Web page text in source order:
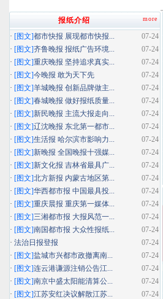
more
报纸介绍
07-24
· [图文]都市快报 展现都市快报...
07-24
· [图文]齐鲁晚报 报纸广告环境...
07-24
· [图文]重庆晚报 坚持追求真实...
07-24
· [图文]今晚报 敢为天下先
07-24
· [图文]羊城晚报 创新品牌做主...
07-24
· [图文]春城晚报 做好报纸质量...
07-24
· [图文]新民晚报 主流大报走向...
07-24
· [图文]辽沈晚报 东北第一都市...
07-24
· [图文]生活报 哈尔滨市影响力...
07-24
· [图文]新晚报 全国晚报十强媒...
07-24
· [图文]新文化报 吉林省最具广...
07-24
· [图文]北方新报 内蒙古地区第...
07-24
· [图文]华西都市报 中国最具投...
07-24
· [图文]重庆晨报 重庆第一媒体...
07-24
· [图文]三湘都市报 大报风范一...
07-24
· [图文]南国都市报 大众性报纸...
07-24
· 法治日报登报
07-24
· [图文]盐城市兴都市政撤离南...
07-24
· [图文]连云港谦源注销公告江...
07-24
· [图文]南京中盛太阳能清算公...
07-24
· [图文]江苏安红决议解散江苏...